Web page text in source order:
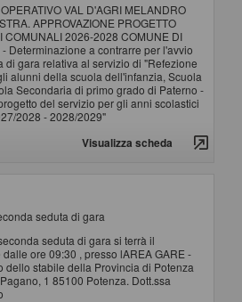
VAL D'AGRI MELANDRO
APPROVAZIONE PROGETTO
COMUNALI 2026-2028 COMUNE DI
- Determinazione a contrarre per l'avvio
di gara relativa al servizio di "Refezione
alunni della scuola dell'infanzia, Scuola
Secondaria di primo grado di Paterno -
del servizio per gli anni scolastici
2028 - 2028/2029"
Visualizza scheda
seduta di gara
seduta di gara si terrà il
ore 09:30 , presso lAREA GARE -
dello stabile della Provincia di Potenza
1 85100 Potenza. Dott.ssa